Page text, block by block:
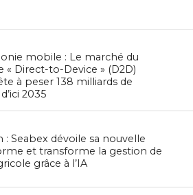
mobile : Le marché du
« Direct-to-Device » (D2D)
à peser 138 milliards de
2035
: Seabex dévoile sa nouvelle
et transforme la gestion de
grâce à l’IA